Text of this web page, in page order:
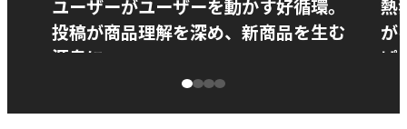
ユーザーがユーザーを動かす好循環。
投稿が商品理解を深め、新商品を生む
源泉に
熱
が
ぱ